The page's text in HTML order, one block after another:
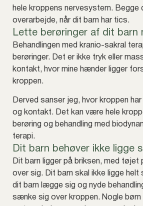
hele kroppens nervesystem. Begge
overarbejde, når dit barn har tics.
Lette berøringer af dit barn
Behandlingen med kranio-sakral
berøringer. Det er ikke tryk eller
kontakt, hvor mine hænder ligger
kroppen.
Derved sanser jeg, hvor kroppen
og kontakt. Det kan være hele
berøring og behandling med
terapi.
Dit barn behøver ikke ligge
Dit barn ligger på briksen, med
over sig. Dit barn skal ikke ligge helt
dit barn lægge sig og nyde
sænke sig over kroppen. Nogle